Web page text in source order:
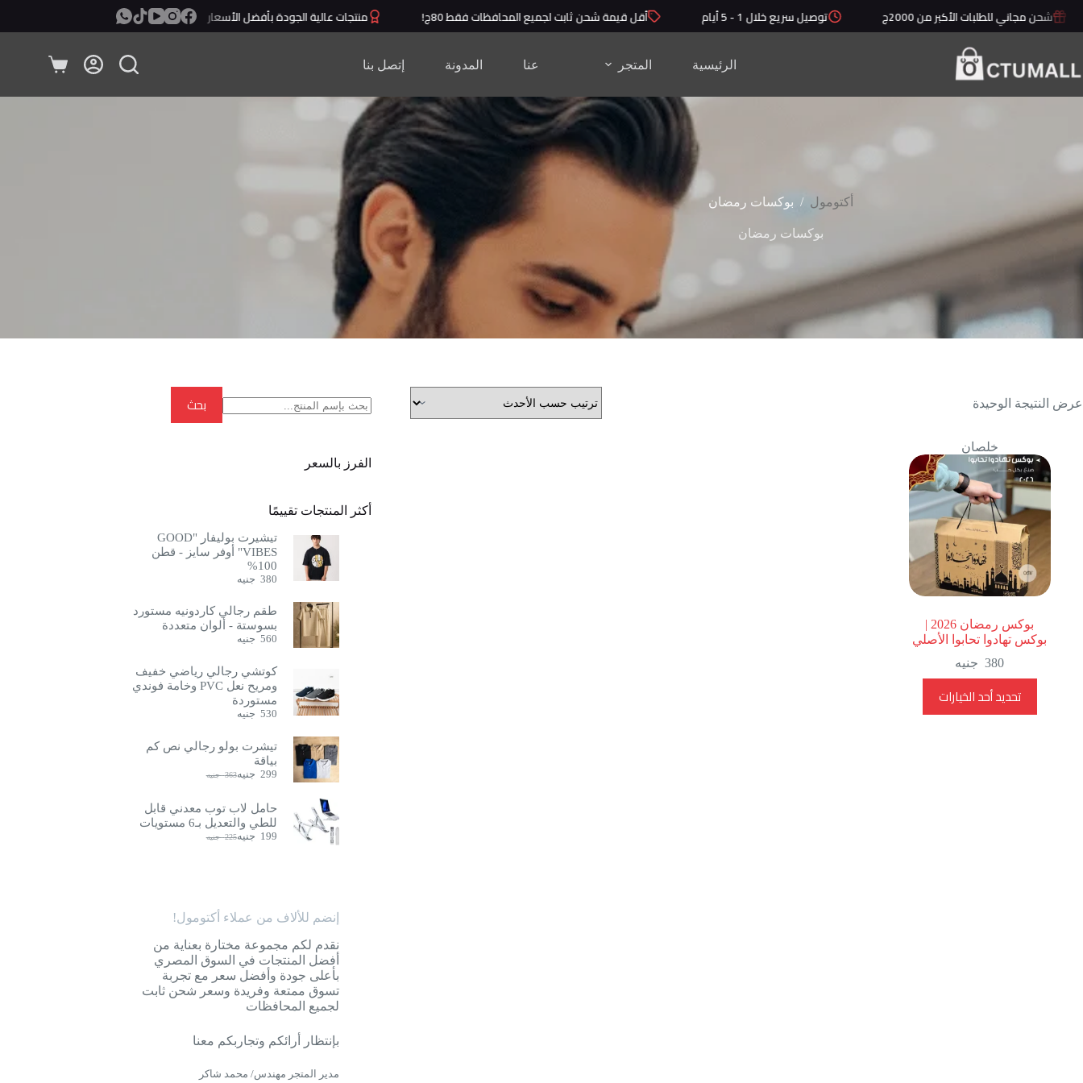
شحن مجاني للطلبات الأكبر من 2000ج توصيل سريع خلال 1 - 5 أيام أقل قيمة شحن ثابت لجميع المحافظات فقط 80ج! منتجات عالية الجودة بأفضل الأسعار معاينة ودفع عند الإستلام!
الرئيسية المتجر عنا المدونة إتصل بنا
عربة
أكتومول / بوكسات رمضان
بوكسات رمضان
عرض النتيجة الوحيدة
خلصان
بوكس رمضان 2026 |
بوكس تهادوا تحابوا الأصلي
380 جنيه
تحديد أحد الخيارات
العديد
من
بحث
الفرز بالسعر
أكثر المنتجات تقييمًا
تيشيرت بوليفار "GOOD
VIBES" أوفر سايز - قطن
100%
380 جنيه
طقم رجالي كاردونيه مستورد
بسوستة - ألوان متعددة
560 جنيه
كوتشي رجالي رياضي خفيف
ومريح نعل PVC وخامة فوندي
مستوردة
530 جنيه
تيشرت بولو رجالي نص كم
بياقة
363 جنيهالسعر
هو:
جنيه.
299 جنيهالسعر
هو:
جنيه.
حامل لاب توب معدني قابل
للطي والتعديل بـ6 مستويات
225 جنيهالسعر
199 جنيهالسعر
إنضم للألاف من عملاء أكتومول!
نقدم لكم مجموعة مختارة بعناية من
أفضل المنتجات في السوق المصري
بأعلى جودة وأفضل سعر مع تجربة
تسوق ممتعة وفريدة وسعر شحن ثابت
لجميع المحافظات
بإنتظار أرائكم وتجاربكم معنا
مدير المتجر مهندس/ محمد شاكر